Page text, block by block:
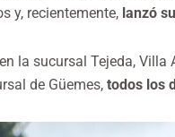
y, recientemente, lanzó
la sucursal Tejeda, Villa
de Güemes, todos los